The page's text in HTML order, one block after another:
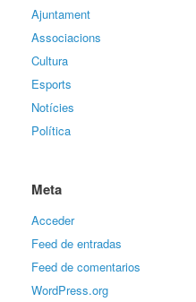
Ajuntament
Associacions
Cultura
Esports
Notícies
Política
Meta
Acceder
Feed de entradas
Feed de comentarios
WordPress.org